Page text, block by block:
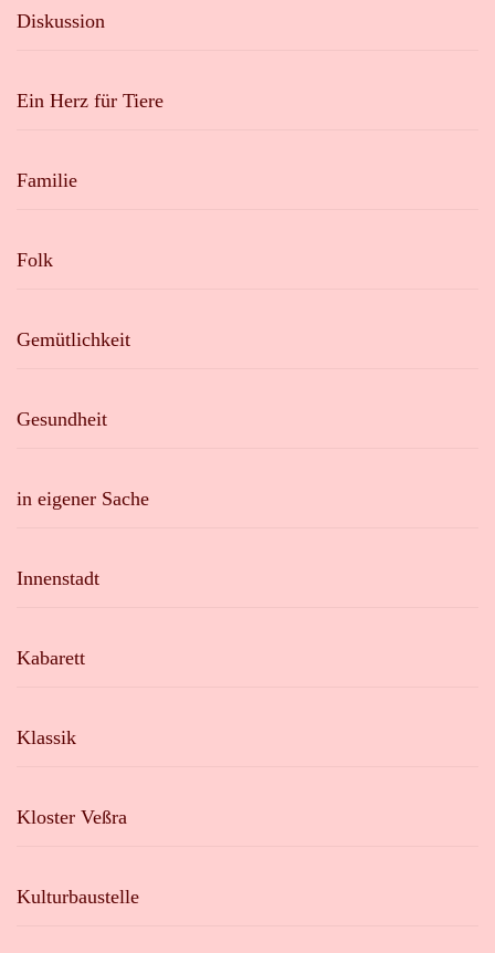
Diskussion
Ein Herz für Tiere
Familie
Folk
Gemütlichkeit
Gesundheit
in eigener Sache
Innenstadt
Kabarett
Klassik
Kloster Veßra
Kulturbaustelle